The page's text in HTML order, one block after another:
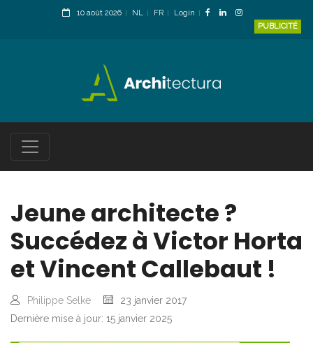
10 août 2026 NL FR
Login
PUBLICITÉ
Jeune architecte ?
Succédez à Victor Horta
et Vincent Callebaut !
Philippe Selke
23 janvier 2017
Dernière mise à jour: 15 janvier 2025